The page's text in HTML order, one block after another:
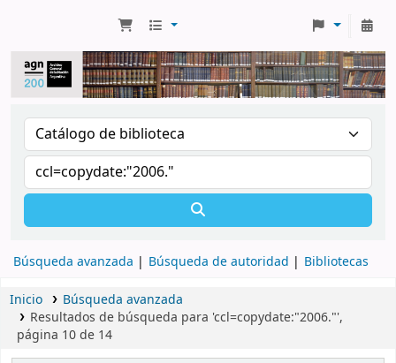
Búsqueda avanzada Búsqueda de autoridad Bibliotecas
Inicio
Búsqueda avanzada
Resultados de búsqueda para 'ccl=copydate:"2006."',
página 10 de 14